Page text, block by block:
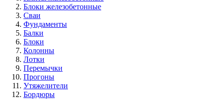
Блоки железобетонные
Сваи
Фундаменты
Балки
Блоки
Колонны
Лотки
Перемычки
Прогоны
Утяжелители
Бордюры